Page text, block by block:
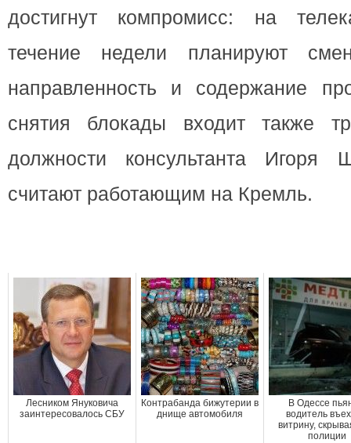
достигнут компромисс: на
течение недели планируют
направленность и содержание
снятия блокады входит также
должности консультанта Игоря
считают работающим на Кремль.
Лесником Януковича
заинтересовалось СБУ
Контрабанда бижутерии в
днище автомобиля
В Одессе
водитель
витрину,
полиции